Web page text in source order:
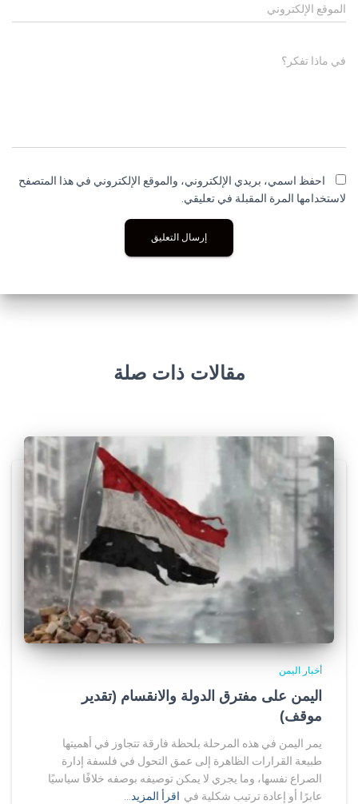
الموقع الإلكتروني
في ماذا تفكر؟
احفظ اسمي، بريدي الإلكتروني، والموقع الإلكتروني في هذا المتصفح
لاستخدامها المرة المقبلة في تعليقي.
مقالات ذات صلة
أخبار اليمن
اليمن على مفترق الدولة والانقسام (تقدير
موقف)
يمر اليمن في هذه المرحلة بلحظة فارقة تتجاوز في أهميتها
طبيعة القرارات الظاهرة إلى عمق التحول في فلسفة إدارة
الصراع نفسها، وما يجري لا يمكن توصيفه بوصفه خلافًا سياسيًا
عابرًا أو إعادة ترتيب شكلية في اقرأ المزيد…